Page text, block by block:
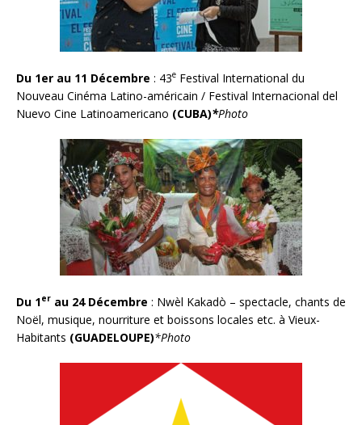
Du 1er au 11 Décembre : 43e Festival International du
Nouveau Cinéma Latino-américain / Festival Internacional del
Nuevo Cine Latinoamericano (CUBA)*Photo
Du 1er au 24 Décembre : Nwèl Kakadò – spectacle, chants de
Noël, musique, nourriture et boissons locales etc. à Vieux-
Habitants (GUADELOUPE)*Photo